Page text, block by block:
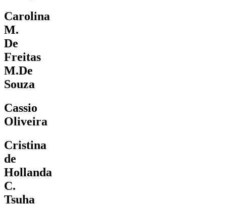
Carolina
M.
De
Freitas
M.De
Souza
Cassio
Oliveira
Cristina
de
Hollanda
C.
Tsuha